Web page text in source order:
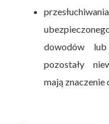
dowodów
pozostały
mają